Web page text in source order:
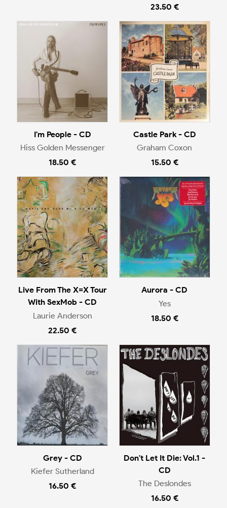
23.50 €
I'm People - CD
Hiss Golden Messenger
18.50 €
Castle Park - CD
Graham Coxon
15.50 €
Live From The X=X Tour
With SexMob - CD
Laurie Anderson
22.50 €
Aurora - CD
Yes
18.50 €
Grey - CD
Kiefer Sutherland
16.50 €
Don't Let It Die: Vol.1 -
CD
The Deslondes
16.50 €